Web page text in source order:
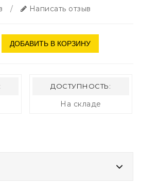
/ Написать отзыв
ДОБАВИТЬ В КОРЗИНУ
ДОСТУПНОСТЬ:
На складе